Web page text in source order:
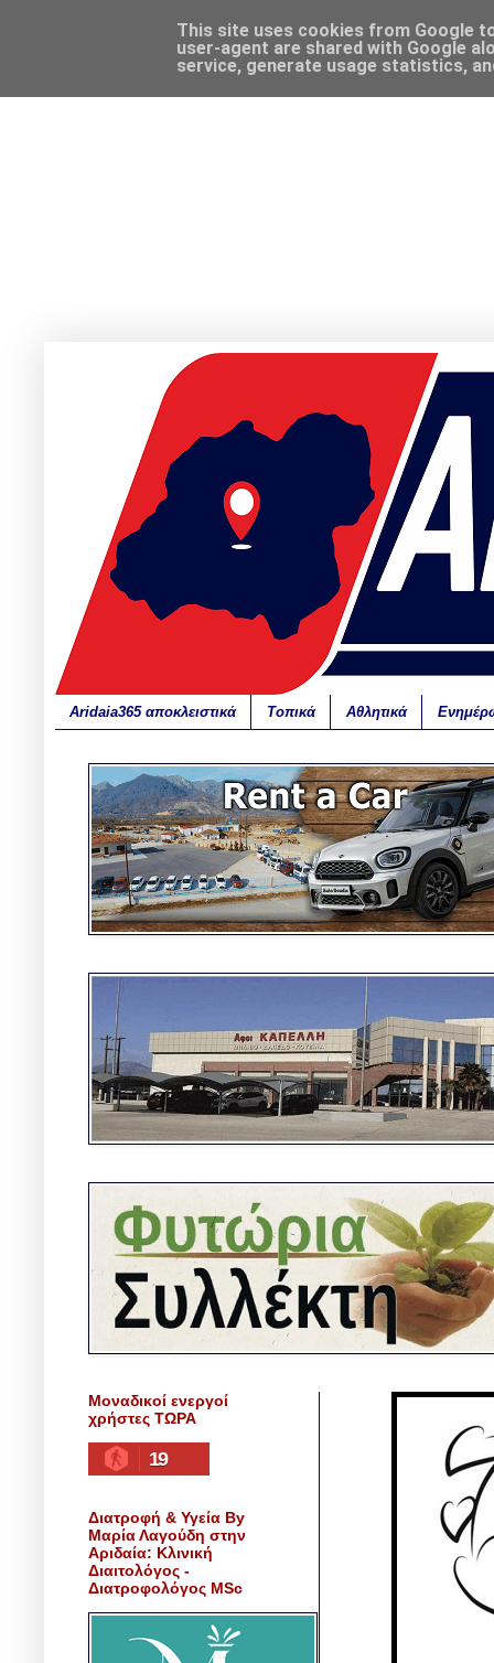
Aridaia365 αποκλειστικά Τοπικά Αθλητικά
Μοναδικοί ενεργοί
χρήστες ΤΩΡΑ
19
Διατροφή & Υγεία By
Μαρία Λαγούδη στην
Αριδαία: Κλινική
Διαιτολόγος -
Διατροφολόγος MSc
This site uses cookies from Google
user-agent are shared with Google
service, generate usage statistics,